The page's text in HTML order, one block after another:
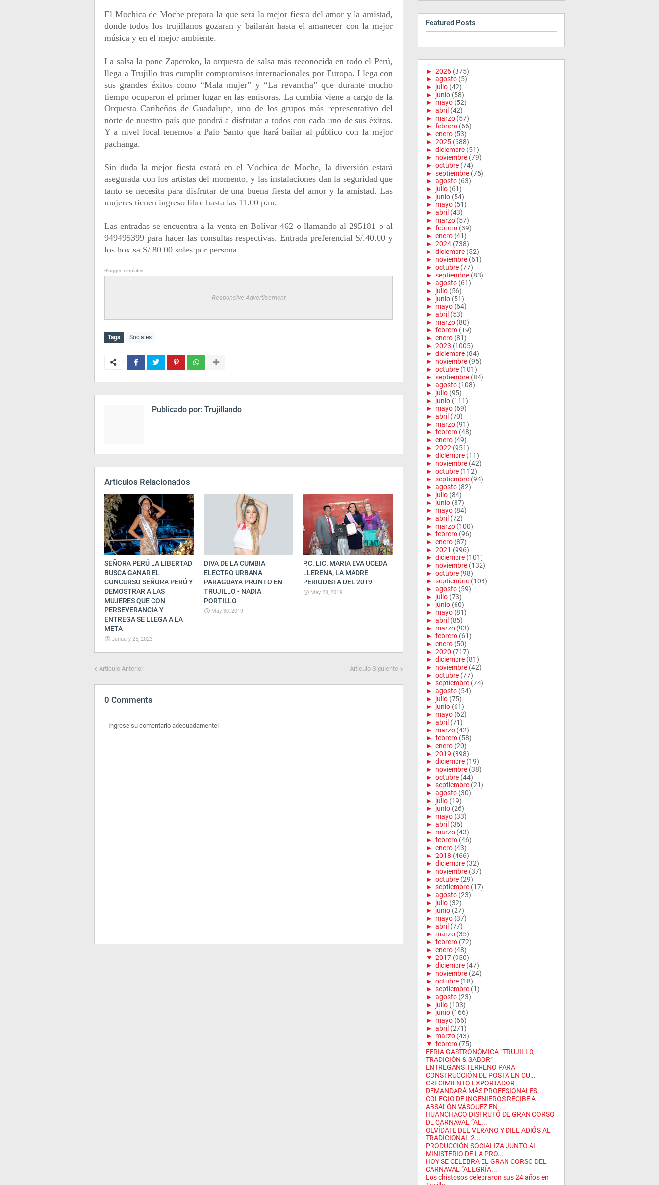
El Mochica de Moche prepara la que será la mejor fiesta del amor y la amistad,
donde todos los trujillanos gozaran y bailarán hasta el amanecer con la mejor
música y en el mejor ambiente.
La salsa la pone Zaperoko, la orquesta de salsa más reconocida en todo el Perú,
llega a Trujillo tras cumplir compromisos internacionales por Europa. Llega con
sus grandes éxitos como “Mala mujer” y “La revancha” que durante mucho
tiempo ocuparon el primer lugar en las emisoras. La cumbia viene a cargo de la
Orquesta Caribeños de Guadalupe, uno de los grupos más representativo del
norte de nuestro país que pondrá a disfrutar a todos con cada uno de sus éxitos.
Y a nivel local tenemos a Palo Santo que hará bailar al público con la mejor
pachanga.
Sin duda la mejor fiesta estará en el Mochica de Moche, la diversión estará
asegurada con los artistas del momento, y las instalaciones dan la seguridad que
tanto se necesita para disfrutar de una buena fiesta del amor y la amistad. Las
mujeres tienen ingreso libre hasta las 11.00 p.m.
Las entradas se encuentra a la venta en Bolívar 462 o llamando al 295181 o al
949495399 para hacer las consultas respectivas. Entrada preferencial S/.40.00 y
los box sa S/.80.00 soles por persona.
Blogger templates
Responsive Advertisement
Tags Sociales
Publicado por: Trujillando
Artículos Relacionados
SEÑORA PERÚ LA LIBERTAD
BUSCA GANAR EL
CONCURSO SEÑORA PERÚ Y
DEMOSTRAR A LAS
MUJERES QUE CON
PERSEVERANCIA Y
ENTREGA SE LLEGA A LA
META
January 25, 2023
DIVA DE LA CUMBIA
ELECTRO URBANA
PARAGUAYA PRONTO EN
TRUJILLO - NADIA
PORTILLO
May 30, 2019
P.C. LIC. MARIA EVA UCEDA
LLERENA, LA MADRE
PERIODISTA DEL 2019
May 28, 2019
Artículo Anterior Artículo Siguiente
0 Comments
Ingrese su comentario adecuadamente!
Featured Posts
► 2026 (375)
► agosto (5)
► julio (42)
► junio (58)
► mayo (52)
► abril (42)
► marzo (57)
► febrero (66)
► enero (53)
► 2025 (688)
► diciembre (51)
► noviembre (79)
► octubre (74)
► septiembre (75)
► agosto (63)
► julio (61)
► junio (54)
► mayo (51)
► abril (43)
► marzo (57)
► febrero (39)
► enero (41)
► 2024 (738)
► diciembre (52)
► noviembre (61)
► octubre (77)
► septiembre (83)
► agosto (61)
► julio (56)
► junio (51)
► mayo (64)
► abril (53)
► marzo (80)
► febrero (19)
► enero (81)
► 2023 (1005)
► diciembre (84)
► noviembre (95)
► octubre (101)
► septiembre (84)
► agosto (108)
► julio (95)
► junio (111)
► mayo (69)
► abril (70)
► marzo (91)
► febrero (48)
► enero (49)
► 2022 (951)
► diciembre (11)
► noviembre (42)
► octubre (112)
► septiembre (94)
► agosto (82)
► julio (84)
► junio (87)
► mayo (84)
► abril (72)
► marzo (100)
► febrero (96)
► enero (87)
► 2021 (996)
► diciembre (101)
► noviembre (132)
► octubre (98)
► septiembre (103)
► agosto (59)
► julio (73)
► junio (60)
► mayo (81)
► abril (85)
► marzo (93)
► febrero (61)
► enero (50)
► 2020 (717)
► diciembre (81)
► noviembre (42)
► octubre (77)
► septiembre (74)
► agosto (54)
► julio (75)
► junio (61)
► mayo (62)
► abril (71)
► marzo (42)
► febrero (58)
► enero (20)
► 2019 (398)
► diciembre (19)
► noviembre (38)
► octubre (44)
► septiembre (21)
► agosto (30)
► julio (19)
► junio (26)
► mayo (33)
► abril (36)
► marzo (43)
► febrero (46)
► enero (43)
► 2018 (466)
► diciembre (32)
► noviembre (37)
► octubre (29)
► septiembre (17)
► agosto (23)
► julio (32)
► junio (27)
► mayo (37)
► abril (77)
► marzo (35)
► febrero (72)
► enero (48)
▼ 2017 (950)
► diciembre (47)
► noviembre (24)
► octubre (18)
► septiembre (1)
► agosto (23)
► julio (103)
► junio (166)
► mayo (66)
► abril (271)
► marzo (43)
▼ febrero (75)
FERIA GASTRONÓMICA “TRUJILLO,
TRADICIÓN & SABOR”
ENTREGANS TERRENO PARA
CONSTRUCCIÓN DE POSTA EN CU...
CRECIMIENTO EXPORTADOR
DEMANDARÁ MÁS PROFESIONALES...
COLEGIO DE INGENIEROS RECIBE A
ABSALÓN VÁSQUEZ EN ...
HUANCHACO DISFRUTÓ DE GRAN CORSO
DE CARNAVAL “AL...
OLVÍDATE DEL VERANO Y DILE ADIÓS AL
TRADICIONAL 2...
PRODUCCIÓN SOCIALIZA JUNTO AL
MINISTERIO DE LA PRO...
HOY SE CELEBRA EL GRAN CORSO DEL
CARNAVAL “ALEGRÍA...
Los chistosos celebraron sus 24 años en